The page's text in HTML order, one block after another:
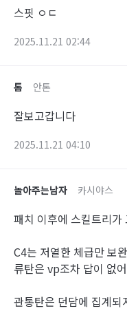
스핏 ㅇㄷ
2025.11.21 02:44
톰 안톤
잘보고갑니다
2025.11.21 04:10
놀아주는남자 카시야스
패치 이후에 스킬트리
C4는 저열한 체급만 보
류탄은 vp조차 답이 없
관통탄은 던담에 집계되